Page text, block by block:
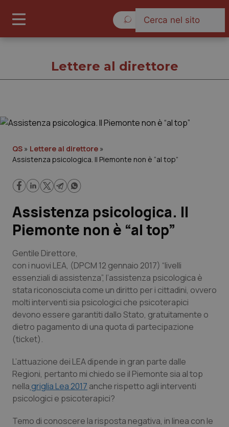
Cronache
Lavoro e Professioni
Scienza e Farmaci
Studi e Analisi
Lettere al direttore
Edizioni Regionali
QS Pro
Professionisti Sanitari.AI
Lettere al direttore
QS » Lettere al direttore »
Assistenza psicologica. Il Piemonte non è “al top”
Assistenza psicologica. Il
Piemonte non è “al top”
Gentile Direttore,
con i nuovi LEA, (DPCM 12 gennaio 2017) “livelli
essenziali di assistenza”, l’assistenza psicologica è
stata riconosciuta come un diritto per i cittadini, ovvero
molti interventi sia psicologici che psicoterapici
devono essere garantiti dallo Stato, gratuitamente o
dietro pagamento di una quota di partecipazione
(ticket).
L’attuazione dei LEA dipende in gran parte dalle
Regioni, pertanto mi chiedo se il Piemonte sia al top
nella griglia Lea 2017 anche rispetto agli interventi
psicologici e psicoterapici?
Temo di conoscere la risposta negativa, in linea con le